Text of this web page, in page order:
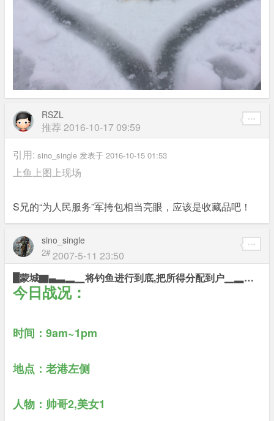
RSZL
推荐 2016-10-17 09:59
引用: sino_single 发表于 2016-10-15 01:53
上鱼上图上现场
S兄的“为人民服务”军挎包相当亮眼，应该是收藏品吧！
sino_single
2# 2007-5-11 23:50
█蒙城▇▄▃▂▁将钓鱼进行到底,把所得分配到户▁▂▃▄▇岸上█
今日战况：
时间：9am~1pm
地点：老港左侧
人物：帅哥2,美女1